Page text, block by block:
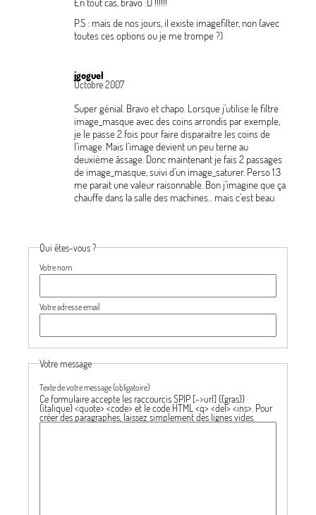
P.S : mais de nos jours, il existe imagefilter, non (avec
toutes ces options ou je me trompe?)
jgoguel
Octobre 2007
Super génial. Bravo et chapo. Lorsque j’utilise le filtre
image_masque avec des coins arrondis par exemple,
je le passe 2 fois pour faire disparaitre les coins de
l’image. Mais l’image devient un peu terne au
deuxième âssage. Donc maintenant je fais 2 passages
de image_masque, suivi d’un image_saturer. Perso 1.3
me parait une valeur raisonnable. Bon j’imagine que ça
chauffe dans la salle des machines... mais c’est beau.
Qui êtes-vous ?
Votre nom
Votre adresse email
Votre message
Texte de votre message (obligatoire)
Ce formulaire accepte les raccourcis SPIP [->url] {{gras}}
{italique} <quote> <code> et le code HTML <q> <del> <ins> . Pour
créer des paragraphes, laissez simplement des lignes vides.